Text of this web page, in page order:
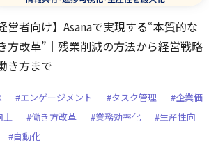
営者向け】Asanaで実現する“本質的な
方改革”｜残業削減の方法から経営戦略
き方まで
#エンゲージメント #タスク管理
#企業価
上
#働き方改革 #業務効率化
#生産性向
#自動化